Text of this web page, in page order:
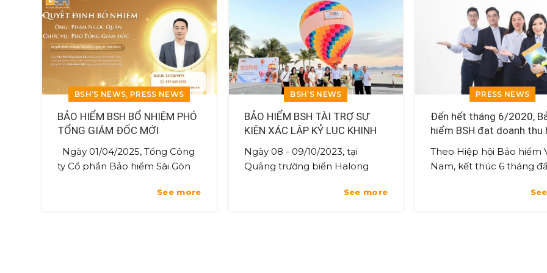
BSH’S NEWS, PRESS NEWS
BẢO HIỂM BSH BỔ NHIỆM PHÓ
TỔNG GIÁM ĐỐC MỚI
Ngày 01/04/2025, Tổng Công
ty Cổ phần Bảo hiểm Sài Gòn
định bổ nhiệm ông PhạmSee more
BSH’S NEWS
BẢO HIỂM BSH TÀI TRỢ SỰ
KIỆN XÁC LẬP KỶ LỤC KHINH
NHẤT VIỆT NAM
Ngày 08 - 09/10/2023, tại
Quảng trường biển Halong
Ninh, Bảo hiểm BSH tham gia
See more
PRESS NEWS
Đến hết tháng 6/2020,
hiểm BSH đạt doanh thu
Theo Hiệp hội Bảo hiểm
Nam, kết thúc 6 tháng
kết quả kinh doanh khá